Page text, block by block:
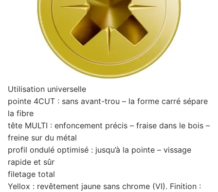
Utilisation universelle
pointe 4CUT : sans avant-trou – la forme carré sépare
la fibre
tête MULTI : enfoncement précis – fraise dans le bois –
freine sur du métal
profil ondulé optimisé : jusqu’à la pointe – vissage
rapide et sûr
filetage total
Yellox : revêtement jaune sans chrome (VI). Finition :